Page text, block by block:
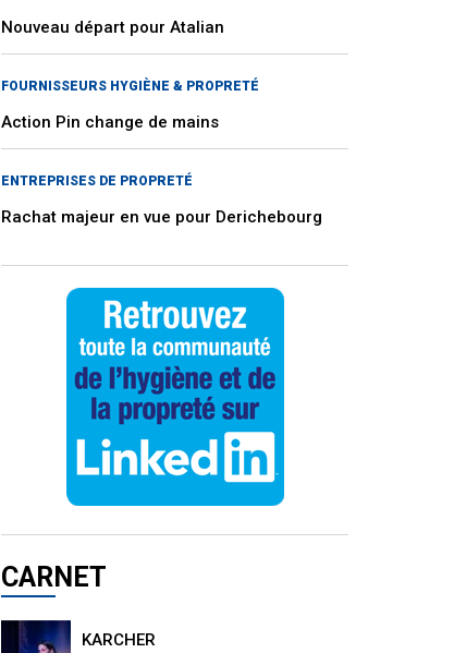
Nouveau départ pour Atalian
FOURNISSEURS HYGIÈNE & PROPRETÉ
Action Pin change de mains
ENTREPRISES DE PROPRETÉ
Rachat majeur en vue pour Derichebourg
CARNET
KARCHER